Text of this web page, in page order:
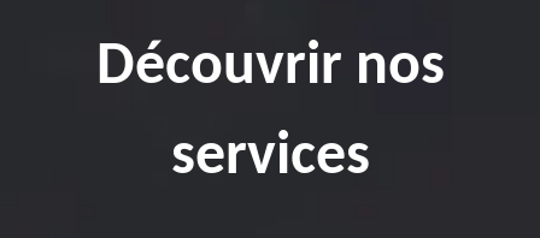
Découvrir nos
services